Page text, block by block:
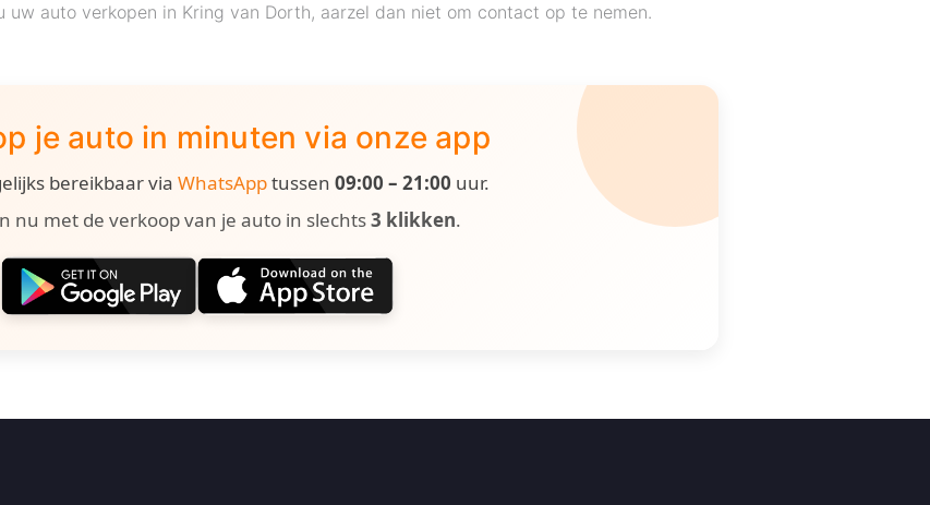
auto verkopen in Kring van Dorth, aarzel dan niet om contact op te nemen.
je auto in minuten via onze app
bereikbaar via WhatsApptussen 09:00 – 21:00 uur.
nu met de verkoop van je auto in slechts3 klikken.